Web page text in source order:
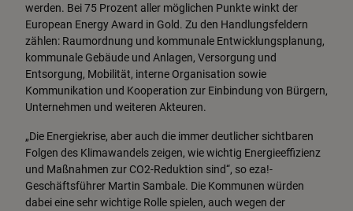
werden. Bei 75 Prozent aller möglichen Punkte winkt der
European Energy Award in Gold. Zu den Handlungsfeldern
zählen: Raumordnung und kommunale Entwicklungsplanung,
kommunale Gebäude und Anlagen, Versorgung und
Entsorgung, Mobilität, interne Organisation sowie
Kommunikation und Kooperation zur Einbindung von Bürgern,
Unternehmen und weiteren Akteuren.
„Die Energiekrise, aber auch die immer deutlicher sichtbaren
Folgen des Klimawandels zeigen, wie wichtig Energieeffizienz
und Maßnahmen zur CO2-Reduktion sind“, so eza!-
Geschäftsführer Martin Sambale. Die Kommunen würden
dabei eine sehr wichtige Rolle spielen, auch wegen der